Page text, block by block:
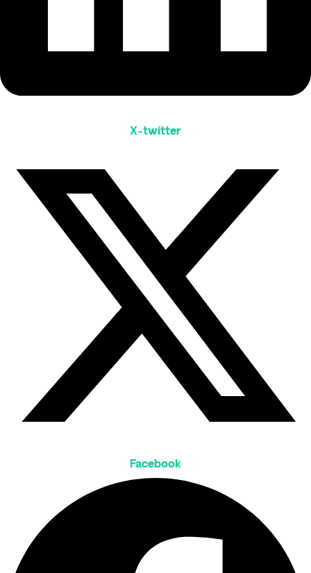
X-twitter
Facebook